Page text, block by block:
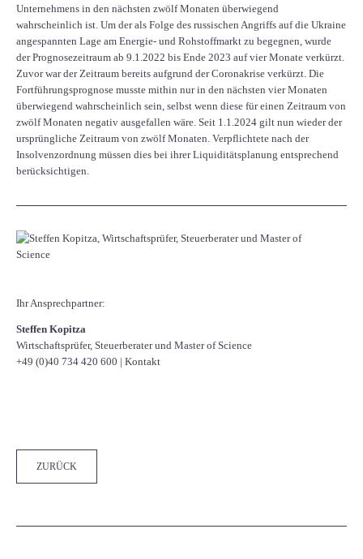
Unternehmens in den nächsten zwölf Monaten überwiegend
wahrscheinlich ist. Um der als Folge des russischen Angriffs auf die Ukraine
angespannten Lage am Energie- und Rohstoffmarkt zu begegnen, wurde
der Prognosezeitraum ab 9.1.2022 bis Ende 2023 auf vier Monate verkürzt.
Zuvor war der Zeitraum bereits aufgrund der Coronakrise verkürzt. Die
Fortführungsprognose musste mithin nur in den nächsten vier Monaten
überwiegend wahrscheinlich sein, selbst wenn diese für einen Zeitraum von
zwölf Monaten negativ ausgefallen wäre. Seit 1.1.2024 gilt nun wieder der
ursprüngliche Zeitraum von zwölf Monaten. Verpflichtete nach der
Insolvenzordnung müssen dies bei ihrer Liquiditätsplanung entsprechend
berücksichtigen.
Ihr Ansprechpartner:
Steffen Kopitza
Wirtschaftsprüfer, Steuerberater und Master of Science
+49 (0)40 734 420 600 | Kontakt
ZURÜCK